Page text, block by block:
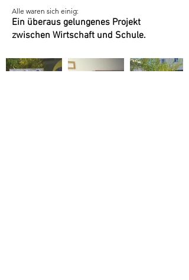
Alle waren sich einig:
Ein überaus gelungenes Projekt
zwischen Wirtschaft und Schule.